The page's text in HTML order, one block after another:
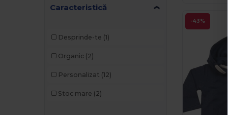
Caracteristică
Desprinde-te (1)
Organic (2)
Personalizat (12)
Stoc mare (2)
-43%